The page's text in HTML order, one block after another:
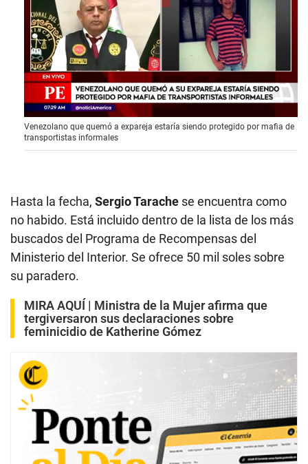
0
s
e
c
s
o
f
m
i
n
u
s
,
5
e
c
o
n
d
Venezolano que quemó a expareja estaría siendo protegido por mafia de
transportistas informales
Hasta la fecha, Sergio Tarache se encuentra como
no habido. Está incluido dentro de la lista de los más
buscados del Programa de Recompensas del
Ministerio del Interior. Se ofrece 50 mil soles sobre
su paradero.
MIRA AQUÍ | Ministra de la Mujer afirma que
tergiversaron sus declaraciones sobre
feminicidio de Katherine Gómez